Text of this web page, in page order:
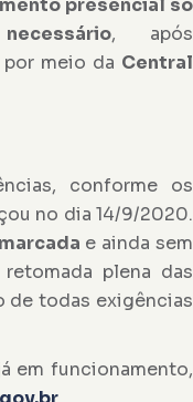
presencial só
, após
meio da Central
conforme os
no dia 14/9/2020.
e ainda sem
plena das
de todas exigências
em funcionamento,